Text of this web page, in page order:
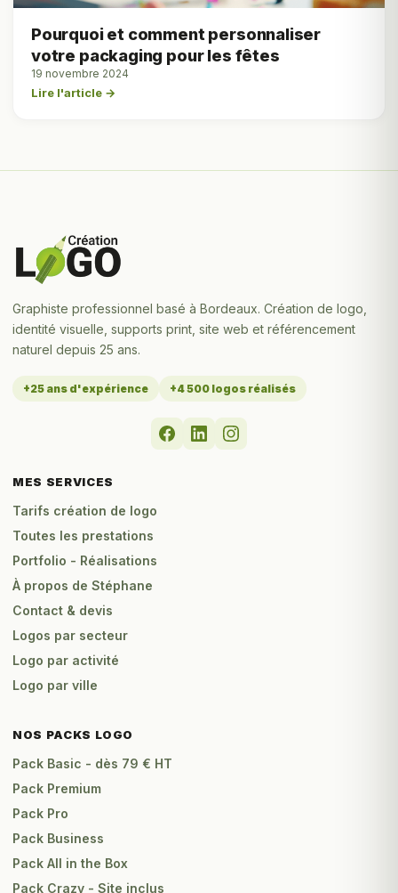
Pourquoi et comment personnaliser
votre packaging pour les fêtes
19 novembre 2024
Lire l'article →
Graphiste professionnel basé à Bordeaux. Création de logo,
identité visuelle, supports print, site web et référencement
naturel depuis 25 ans.
+25 ans d'expérience +4 500 logos réalisés
MES SERVICES
Tarifs création de logo
Toutes les prestations
Portfolio - Réalisations
À propos de Stéphane
Contact & devis
Logos par secteur
Logo par activité
Logo par ville
NOS PACKS LOGO
Pack Basic - dès 79 € HT
Pack Premium
Pack Pro
Pack Business
Pack All in the Box
Pack Crazy - Site inclus